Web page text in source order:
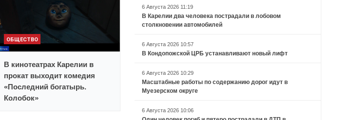
ОБЩЕСТВО
В кинотеатрах Карелии в
прокат выходит комедия
«Последний богатырь.
Колобок»
6 Августа 2026 11:19
В Карелии два человека пострадали в лобовом
столкновении автомобилей
6 Августа 2026 10:57
В Кондопожской ЦРБ устанавливают новый лифт
6 Августа 2026 10:29
Масштабные работы по содержанию дорог идут в
Муезерском округе
6 Августа 2026 10:06